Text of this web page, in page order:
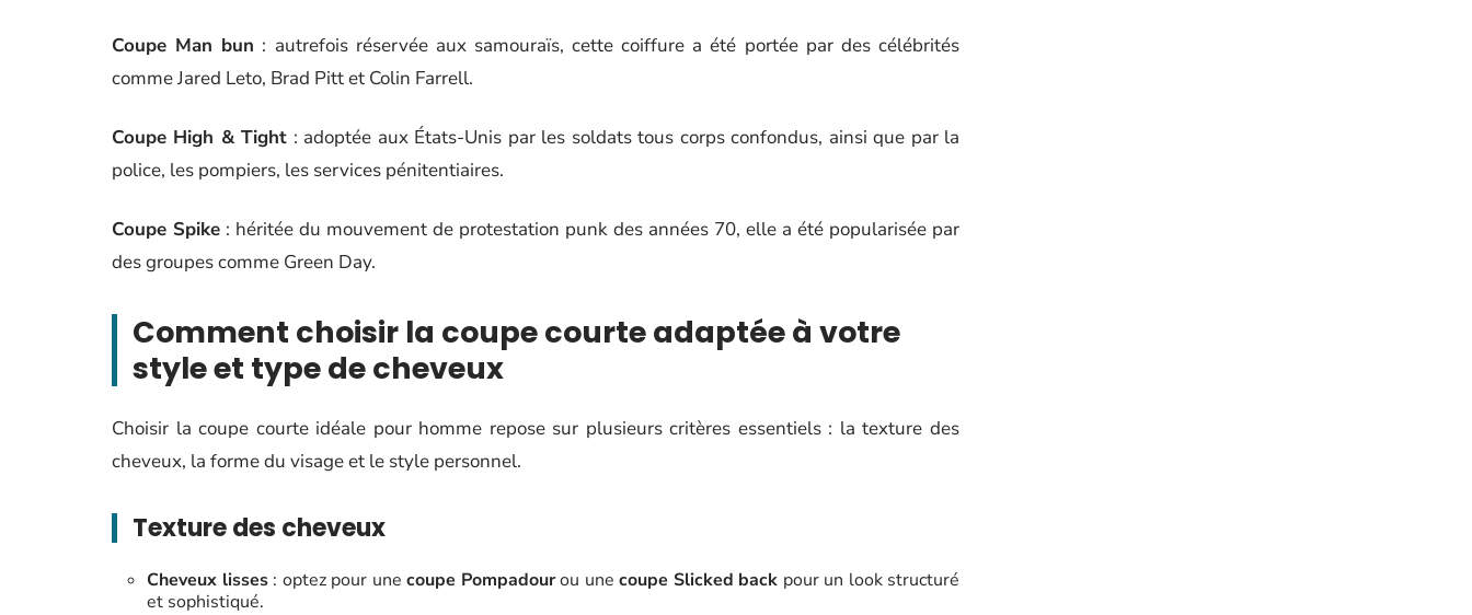
Coupe Man bun : autrefois réservée aux samouraïs, cette coiffure a été portée par des célébrités
comme Jared Leto, Brad Pitt et Colin Farrell.
Coupe High & Tight : adoptée aux États-Unis par les soldats tous corps confondus, ainsi que par la
police, les pompiers, les services pénitentiaires.
Coupe Spike : héritée du mouvement de protestation punk des années 70, elle a été popularisée par
des groupes comme Green Day.
Comment choisir la coupe courte adaptée à votre
style et type de cheveux
Choisir la coupe courte idéale pour homme repose sur plusieurs critères essentiels : la texture des
cheveux, la forme du visage et le style personnel.
Texture des cheveux
Cheveux lisses: optez pour une coupe Pompadourou une coupe Slicked back pour un look structuré
et sophistiqué.